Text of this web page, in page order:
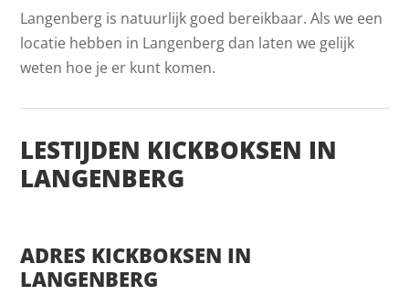
Langenberg is natuurlijk goed bereikbaar. Als we een
locatie hebben in Langenberg dan laten we gelijk
weten hoe je er kunt komen.
LESTIJDEN KICKBOKSEN IN
LANGENBERG
ADRES KICKBOKSEN IN
LANGENBERG